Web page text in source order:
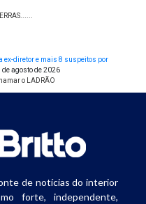
ex-diretor e mais 8 suspeitos por
de agosto de 2026
o LADRÃO
de notícias do interior
forte, independente,